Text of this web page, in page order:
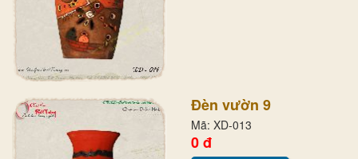
Đèn vườn 9
Mã: XD-013
0 đ